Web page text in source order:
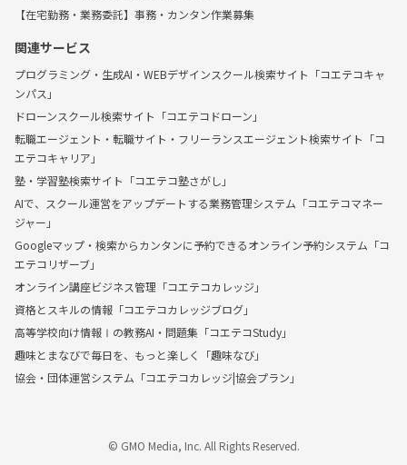
【在宅勤務・業務委託】事務・カンタン作業募集
関連サービス
プログラミング・生成AI・WEBデザインスクール検索サイト「コエテコキャ
ンパス」
ドローンスクール検索サイト「コエテコドローン」
転職エージェント・転職サイト・フリーランスエージェント検索サイト「コ
エテコキャリア」
塾・学習塾検索サイト「コエテコ塾さがし」
AIで、スクール運営をアップデートする業務管理システム「コエテコマネー
ジャー」
Googleマップ・検索からカンタンに予約できるオンライン予約システム「コ
エテコリザーブ」
オンライン講座ビジネス管理「コエテコカレッジ」
資格とスキルの情報「コエテコカレッジブログ」
高等学校向け情報Ⅰの教務AI・問題集「コエテコStudy」
趣味とまなびで毎日を、もっと楽しく「趣味なび」
協会・団体運営システム「コエテコカレッジ|協会プラン」
© GMO Media, Inc. All Rights Reserved.